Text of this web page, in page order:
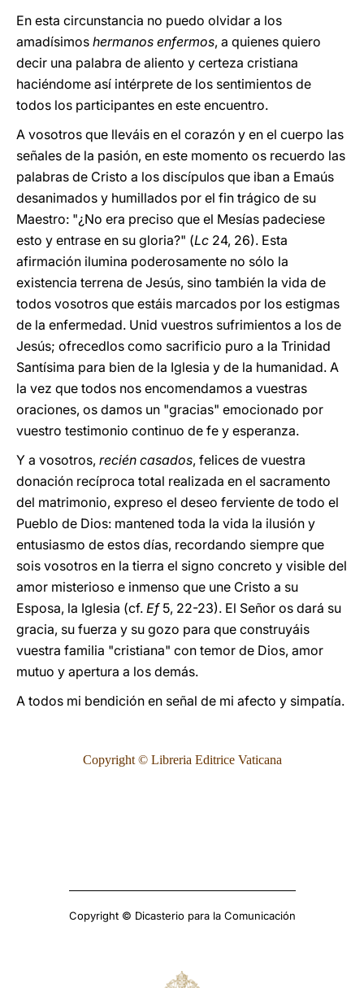
En esta circunstancia no puedo olvidar a los
amadísimos hermanos enfermos, a quienes quiero
decir una palabra de aliento y certeza cristiana
haciéndome así intérprete de los sentimientos de
todos los participantes en este encuentro.
A vosotros que lleváis en el corazón y en el cuerpo las
señales de la pasión, en este momento os recuerdo las
palabras de Cristo a los discípulos que iban a Emaús
desanimados y humillados por el fin trágico de su
Maestro: "¿No era preciso que el Mesías padeciese
esto y entrase en su gloria?" (Lc 24, 26). Esta
afirmación ilumina poderosamente no sólo la
existencia terrena de Jesús, sino también la vida de
todos vosotros que estáis marcados por los estigmas
de la enfermedad. Unid vuestros sufrimientos a los de
Jesús; ofrecedlos como sacrificio puro a la Trinidad
Santísima para bien de la Iglesia y de la humanidad. A
la vez que todos nos encomendamos a vuestras
oraciones, os damos un "gracias" emocionado por
vuestro testimonio continuo de fe y esperanza.
Y a vosotros, recién casados, felices de vuestra
donación recíproca total realizada en el sacramento
del matrimonio, expreso el deseo ferviente de todo el
Pueblo de Dios: mantened toda la vida la ilusión y
entusiasmo de estos días, recordando siempre que
sois vosotros en la tierra el signo concreto y visible del
amor misterioso e inmenso que une Cristo a su
Esposa, la Iglesia (cf. Ef5, 22-23). El Señor os dará su
gracia, su fuerza y su gozo para que construyáis
vuestra familia "cristiana" con temor de Dios, amor
mutuo y apertura a los demás.
A todos mi bendición en señal de mi afecto y simpatía.
Copyright © Libreria Editrice Vaticana
Copyright © Dicasterio para la Comunicación